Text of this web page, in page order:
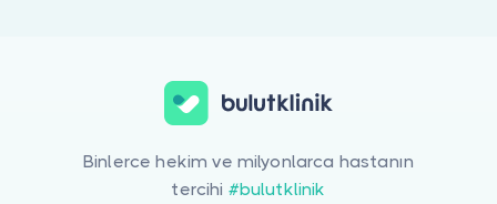
Binlerce hekim ve milyonlarca hastanın
tercihi #bulutklinik